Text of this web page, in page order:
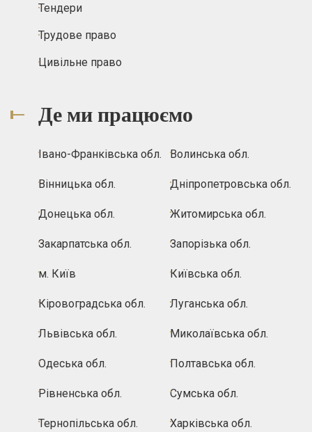
Тендери
Трудове право
Цивільне право
Де ми працюємо
Івано-Франківська обл. Волинська обл.
Вінницька обл. Дніпропетровська обл.
Донецька обл. Житомирська обл.
Закарпатська обл. Запорізька обл.
м. Київ Київська обл.
Кіровоградська обл. Луганська обл.
Львівська обл. Миколаївська обл.
Одеська обл. Полтавська обл.
Рівненська обл. Сумська обл.
Тернопільська обл. Харківська обл.